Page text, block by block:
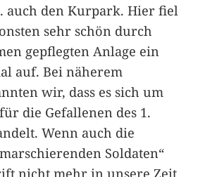
auch den Kurpark. Hier fiel
sehr schön durch
gepflegten Anlage ein
auf. Bei näherem
wir, dass es sich um
die Gefallenen des 1.
Wenn auch die
Soldaten“
nicht mehr in unsere Zeit